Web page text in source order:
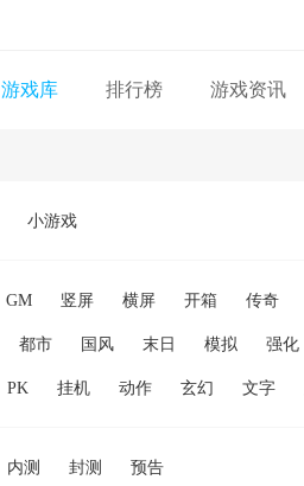
游戏库 排行榜 游戏资讯
小游戏
GM 竖屏 横屏 开箱 传奇
都市 国风 末日 模拟 强化
PK 挂机 动作 玄幻 文字
内测 封测 预告